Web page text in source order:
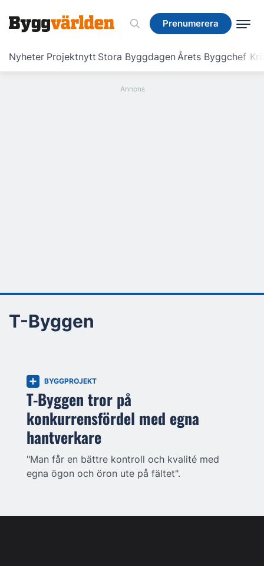
Prenumerera
Nyheter Projektnytt Stora ByggdagenÅrets Byggchef
Prenumerera
T-Byggen
BYGGPROJEKT
T-Byggen tror på
konkurrensfördel med egna
hantverkare
"Man får en bättre kontroll och kvalité med
egna ögon och öron ute på fältet".